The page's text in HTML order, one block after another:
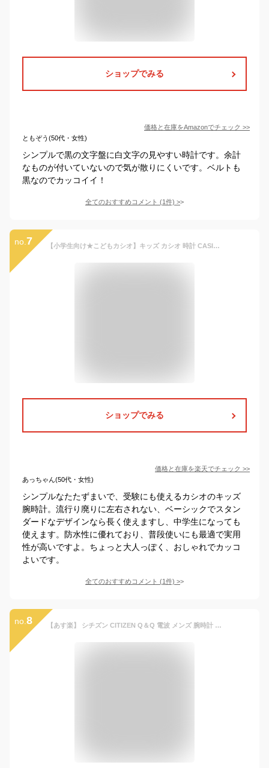
ショップでみる
価格と在庫をAmazonでチェック >>
ともぞう(50代・女性)
シンプルで黒の文字盤に白文字の見やすい時計です。余計
なものが付いていないので気が散りにくいです。ベルトも
黒なのでカッコイイ！
全てのおすすめコメント (1件) >
no. 7 【小学生向け★こどもカシオ】キッズ カシオ 時計 CASIO 腕時計 キッズ腕時計 子供用腕時計 子供用時計 子ども 子供 小学生 男の子 女の子 スポーツ 遠足 修学旅行 人気 ブランド 誕生日 プレゼント 親子 友達 ペア コーデ チプカシ 塾 女児 男児 低学年 高学年 軽量 軽い
ショップでみる
価格と在庫を楽天でチェック >>
あっちゃん(50代・女性)
シンプルなたたずまいで、受験にも使えるカシオのキッズ
腕時計。流行り廃りに左右されない、ベーシックでスタン
ダードなデザインなら長く使えますし、中学生になっても
使えます。防水性に優れており、普段使いにも最適で実用
性が高いですよ。ちょっと大人っぽく、おしゃれでカッコ
よいです。
全てのおすすめコメント (1件) >
no. 8 【あす楽】 シチズン CITIZEN Q＆Q 電波 メンズ 腕時計 ソーラー 電波ソーラー Q＆Q HG00 HG000 シンプル プレゼント ギフト